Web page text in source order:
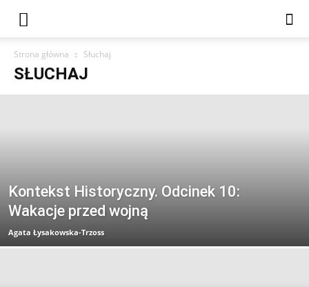
Strona główna Słuchaj
SŁUCHAJ
Kontekst Historyczny. Odcinek 10:
Wakacje przed wojną
Agata Łysakowska-Trzoss